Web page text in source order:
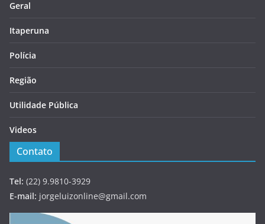
Geral
Itaperuna
Polícia
Região
Utilidade Pública
Videos
Contato
Tel: (22) 9.9810-3929
E-mail: jorgeluizonline@gmail.com